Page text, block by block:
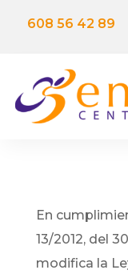
608 56 42 89
En
13/2012, del
modifica la